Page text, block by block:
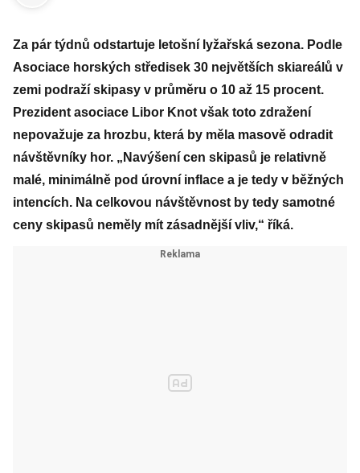
Za pár týdnů odstartuje letošní lyžařská sezona. Podle
Asociace horských středisek 30 největších skiareálů v
zemi podraží skipasy v průměru o 10 až 15 procent.
Prezident asociace Libor Knot však toto zdražení
nepovažuje za hrozbu, která by měla masově odradit
návštěvníky hor. „Navýšení cen skipasů je relativně
malé, minimálně pod úrovní inflace a je tedy v běžných
intencích. Na celkovou návštěvnost by tedy samotné
ceny skipasů neměly mít zásadnější vliv,“ říká.